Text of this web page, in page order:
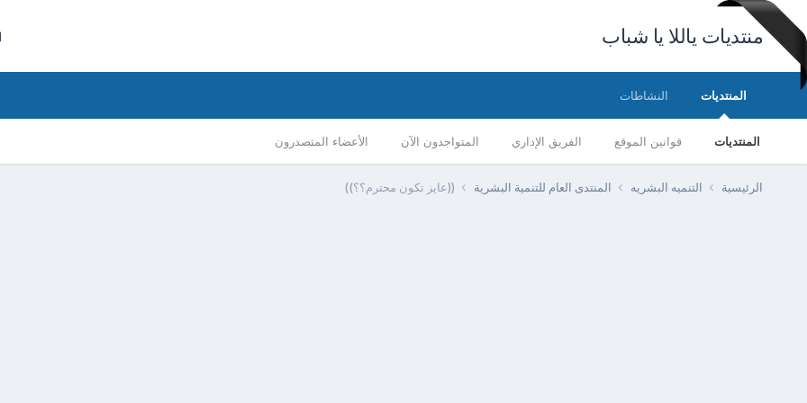
منتديات ياللا يا شباب
المنتديات
المنتديات قوانين الموقع الفريق الإداري المتواجدون الآن الأعضاء المتصدرون
النشاطات
الرئيسية التنميه البشريه المنتدى العام للتنمية البشرية ((عايز تكون محترم؟؟))